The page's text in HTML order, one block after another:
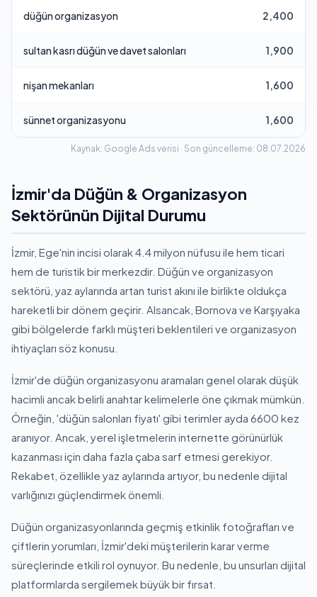
düğün organizasyon 2,400
sultan kasrı düğün ve davet salonları 1,900
nişan mekanları 1,600
sünnet organizasyonu 1,600
Kaynak: Google Ads verisi · Son güncelleme: 08.07.2026
İzmir'da Düğün & Organizasyon
Sektörünün Dijital Durumu
İzmir, Ege'nin incisi olarak 4.4 milyon nüfusu ile hem ticari
hem de turistik bir merkezdir. Düğün ve organizasyon
sektörü, yaz aylarında artan turist akını ile birlikte oldukça
hareketli bir dönem geçirir. Alsancak, Bornova ve Karşıyaka
gibi bölgelerde farklı müşteri beklentileri ve organizasyon
ihtiyaçları söz konusu.
İzmir'de düğün organizasyonu aramaları genel olarak düşük
hacimli ancak belirli anahtar kelimelerle öne çıkmak mümkün.
Örneğin, 'düğün salonları fiyatı' gibi terimler ayda 6600 kez
aranıyor. Ancak, yerel işletmelerin internette görünürlük
kazanması için daha fazla çaba sarf etmesi gerekiyor.
Rekabet, özellikle yaz aylarında artıyor, bu nedenle dijital
varlığınızı güçlendirmek önemli.
Düğün organizasyonlarında geçmiş etkinlik fotoğrafları ve
çiftlerin yorumları, İzmir'deki müşterilerin karar verme
süreçlerinde etkili rol oynuyor. Bu nedenle, bu unsurları dijital
platformlarda sergilemek büyük bir fırsat.